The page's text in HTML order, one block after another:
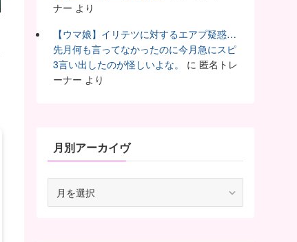
ナー より
【ウマ娘】イリテツに対するエアプ疑惑…
先月何も言ってなかったのに今月急にスピ
3言い出したのが怪しいよな。
に 匿名トレ
ーナー より
月別アーカイヴ